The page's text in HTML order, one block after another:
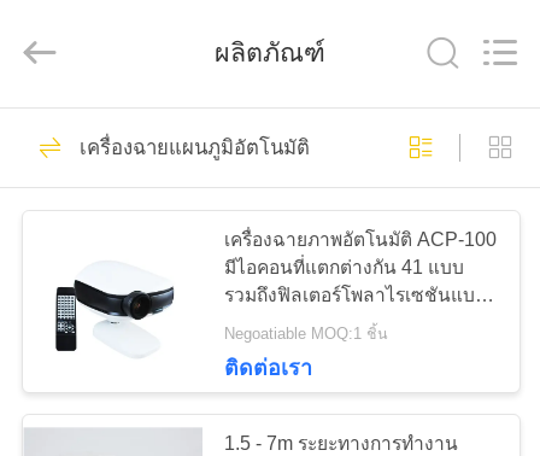
บ้าน
วิดีโอ
เกี่ยว
Trade
SCM
Rights
Optical Lensometer
เครื่องวัดการหักเห
44
ผลิตภัณฑ์
เครื่องฉายแผนภูมิอัตโนมัติ
เครื่องฉายภาพอัตโนมัติ ACP-100
มีไอคอนที่แตกต่างกัน 41 แบบ
รวมถึงฟิลเตอร์โพลาไรเซชันแบบอ
อพติคอลสีแดง เขียว และออปโท
Negoatiable MOQ:1 ชิ้น
ติดต่อเรา
1.5 - 7m ระยะทางการทํางาน